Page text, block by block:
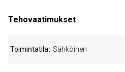
Tehovaatimukset
Toimintatila Sähköinen